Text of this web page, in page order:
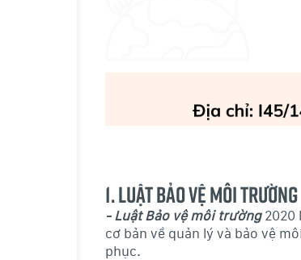
1.Luật Bảo Vệ Môi Trường
- Luật Bảo vệ môi trường2020
cơ bản về quản lý và bảo vệ
phục.